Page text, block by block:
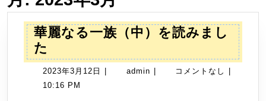
ー
華麗なる一族（中）を読みまし
た
麗
な
2023年3月12日
2023
| admin admin
| コメントなし
|
10:16 PM